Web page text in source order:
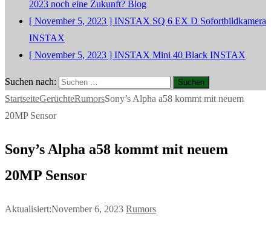
2023 noch eine Zukunft? Blog
[ November 5, 2023 ] INSTAX SQ 6 EX D Sofortbildkamera
INSTAX
[ November 5, 2023 ] INSTAX Mini 40 Black INSTAX
Suchen nach:
StartseiteGerüchteRumorsSony’s Alpha a58 kommt mit neuem
20MP Sensor
Sony’s Alpha a58 kommt mit neuem
20MP Sensor
Aktualisiert:November 6, 2023 Rumors